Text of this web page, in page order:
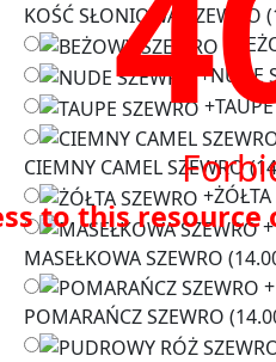
KOŚĆ SŁONIOWA SZEWRO
+NUDE
+
CIEMNY CAMEL SZEWRO
+ŻÓŁTA
+
MASEŁKOWA SZEWRO
+
POMARAŃCZ SZEWRO
to this